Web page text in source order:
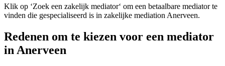
Klik op ‘Zoek een zakelijk mediator‘ om een betaalbare mediator te
vinden die gespecialiseerd is in zakelijke mediation Anerveen.
Redenen om te kiezen voor een mediator
in Anerveen